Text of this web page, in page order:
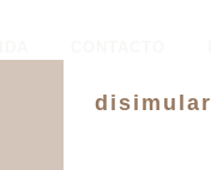
disimular